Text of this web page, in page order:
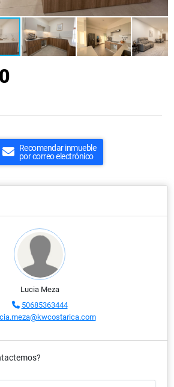
Recomendar inmueble
por correo electrónico
Lucia Meza
50685363444